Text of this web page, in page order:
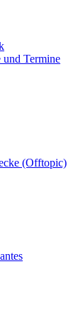
und Termine
(Offtopic)